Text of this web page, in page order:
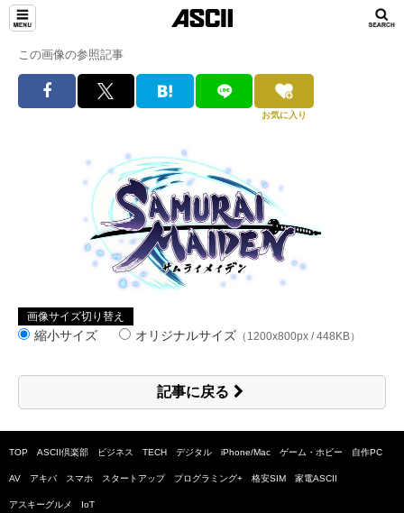
この画像の参照記事
お気に入り
画像サイズ切り替え
縮小サイズ オリジナルサイズ （1200x800px / 448KB）
記事に戻る
TOP ASCII倶楽部 ビジネス TECH デジタル iPhone/Mac ゲーム・ホビー 自作PC
AV アキバ スマホ スタートアップ プログラミング+ 格安SIM 家電ASCII
アスキーグルメ IoT